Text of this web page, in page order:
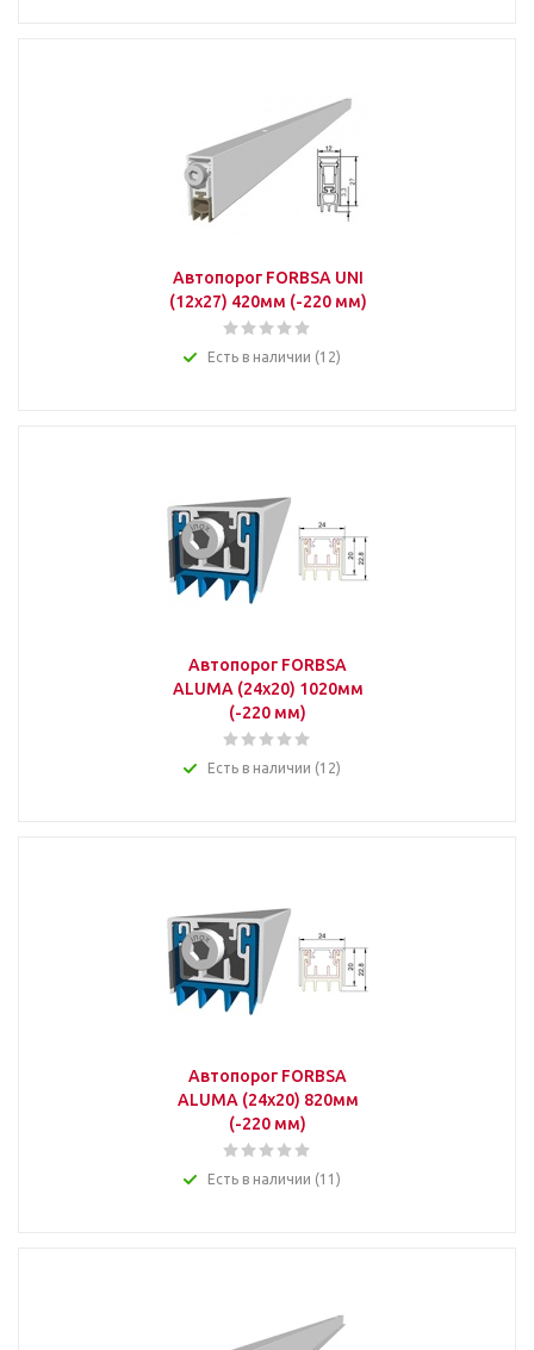
Автопорог FORBSA UNI
(12х27) 420мм (-220 мм)
Есть в наличии (12)
Автопорог FORBSA
ALUMA (24х20) 1020мм
(-220 мм)
Есть в наличии (12)
Автопорог FORBSA
ALUMA (24х20) 820мм
(-220 мм)
Есть в наличии (11)